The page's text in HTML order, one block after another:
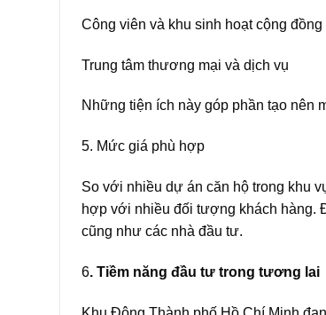
Công viên và khu sinh hoạt cộng đồng
Trung tâm thương mại và dịch vụ
Những tiện ích này góp phần tạo nên
5. Mức giá phù hợp
So với nhiều dự án căn hộ trong khu
hợp với nhiều đối tượng khách hàng.
cũng như các nhà đầu tư.
6. Tiềm năng đầu tư trong tương lai